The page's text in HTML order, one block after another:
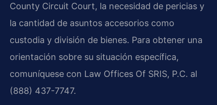
County Circuit Court, la necesidad de pericias y
la cantidad de asuntos accesorios como
custodia y división de bienes. Para obtener una
orientación sobre su situación específica,
comuníquese con Law Offices Of SRIS, P.C. al
(888) 437-7747.